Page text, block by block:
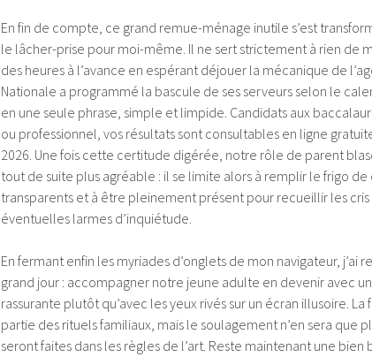
En fin de compte, ce grand remue-ménage inutile s’est
le lâcher-prise pour moi-même. Il ne sert strictement à rien de
des heures à l’avance en espérant déjouer la mécanique de
Nationale a programmé la bascule de ses serveurs selon le
en une seule phrase, simple et limpide. Candidats aux
ou professionnel, vos résultats sont consultables en ligne
2026. Une fois cette certitude digérée, notre rôle de parent
tout de suite plus agréable : il se limite alors à remplir le frigo
transparents et à être pleinement présent pour recueillir les
éventuelles larmes d’inquiétude.
En fermant enfin les myriades d’onglets de mon navigateur, j’ai
grand jour : accompagner notre jeune adulte en devenir avec
rassurante plutôt qu’avec les yeux rivés sur un écran illusoire.
partie des rituels familiaux, mais le soulagement n’en sera que
seront faites dans les règles de l’art. Reste maintenant une